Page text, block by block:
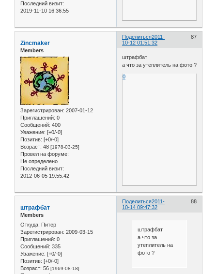
Последний визит:
2019-11-10 16:36:55
Поделиться 87
2011-
10-12 01:51:32
Zincmaker
Members
Зарегистрирован: 2007-01-12
Приглашений: 0
Сообщений: 400
Уважение: [+0/-0]
Позитив: [+0/-0]
Возраст: 48 [1978-03-25]
Провел на форуме:
Не определено
Последний визит:
2012-06-05 19:55:42
штрафбат
а что за утеплитель на фото ?
0
Поделиться 88
2011-
10-14 09:47:32
штрафбат
Members
Откуда: Питер
Зарегистрирован: 2009-03-15
Приглашений: 0
Сообщений: 335
Уважение: [+0/-0]
Позитив: [+0/-0]
Возраст: 56 [1969-08-18]
штрафбат
а что за
утеплитель на
фото ?